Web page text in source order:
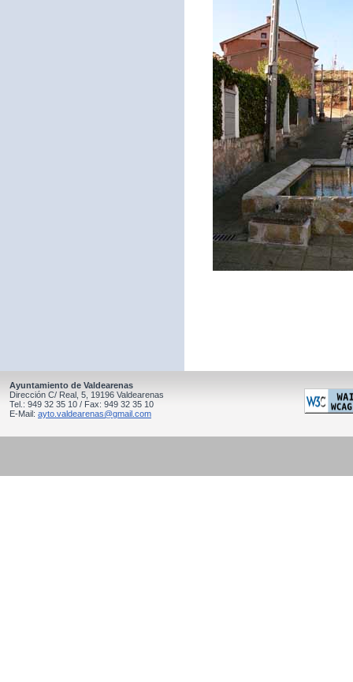
Ayuntamiento de Valdearenas
Dirección C/ Real, 5, 19196 Valdearenas
Tel.: 949 32 35 10 / Fax: 949 32 35 10
E-Mail: ayto.valdearenas@gmail.com